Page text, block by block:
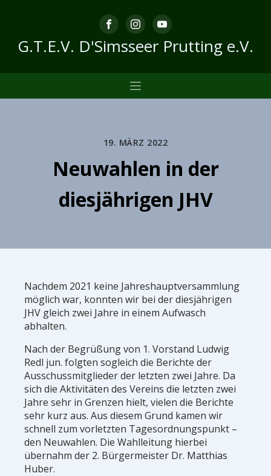
G.T.E.V. D'Simsseer Prutting e.V.
19. MÄRZ 2022
Neuwahlen in der
diesjährigen JHV
Nachdem 2021 keine Jahreshauptversammlung
möglich war, konnten wir bei der diesjährigen
JHV gleich zwei Jahre in einem Aufwasch
abhalten.
Nach der Begrüßung von 1. Vorstand Ludwig
Redl jun. folgten sogleich die Berichte der
Ausschussmitglieder der letzten zwei Jahre. Da
sich die Aktivitäten des Vereins die letzten zwei
Jahre sehr in Grenzen hielt, vielen die Berichte
sehr kurz aus. Aus diesem Grund kamen wir
schnell zum vorletzten Tagesordnungspunkt –
den Neuwahlen. Die Wahlleitung hierbei
übernahm der 2. Bürgermeister Dr. Matthias
Huber.